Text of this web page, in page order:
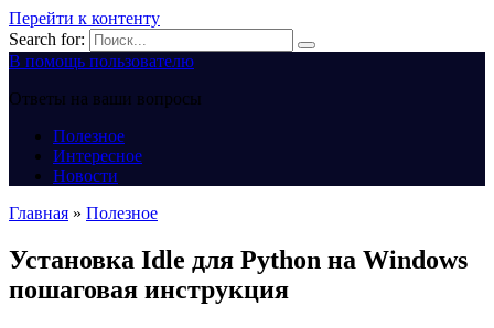
Перейти к контенту
Search for:
В помощь пользователю
Ответы на ваши вопросы
Полезное
Интересное
Новости
Главная » Полезное
Установка Idle для Python на Windows
пошаговая инструкция